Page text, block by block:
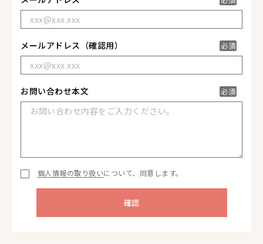
メールアドレス （確認用） 必須
お問い合わせ本文 必須
個人情報の取り扱いについて、同意します。